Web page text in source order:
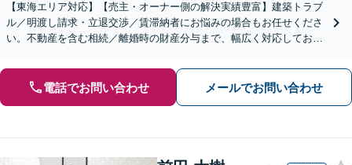
【東海エリア対応】【売主・オーナー側の解決実績豊富】建築トラブ
ル／明渡し請求・立退交渉／賃滞納者にお悩みの場合もお任せくださ
い。不動産を含む相続／離婚時の財産分与まで、幅広く対応しており
電話でお問い合わせ メールでお問い合わせ